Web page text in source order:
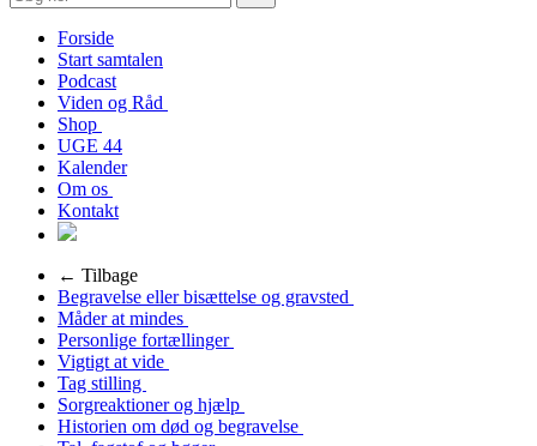
Forside
Start samtalen
Podcast
Viden og Råd
Shop
UGE 44
Kalender
Om os
Kontakt
← Tilbage
Begravelse eller bisættelse og gravsted
Måder at mindes
Personlige fortællinger
Vigtigt at vide
Tag stilling
Sorgreaktioner og hjælp
Historien om død og begravelse